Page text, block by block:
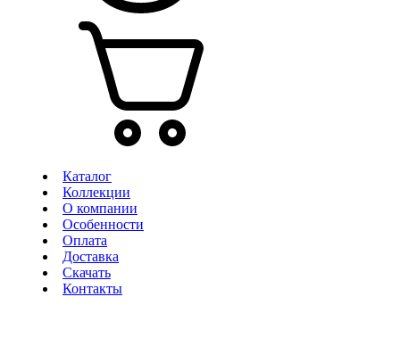
Каталог
Коллекции
О компании
Особенности
Оплата
Доставка
Скачать
Контакты